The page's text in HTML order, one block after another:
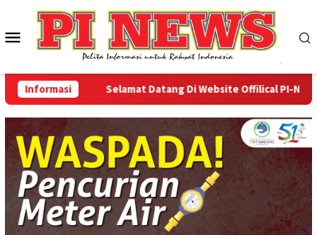
konten
Menu
Mobile
Informasi Selamat Datang Di Website Offilical PI-News